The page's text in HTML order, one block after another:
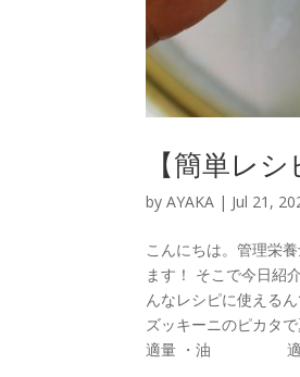
【簡単レ
byAYAKA | Jul 21,
こんにちは。管理栄
ます！ そこで今日紹
んなレシピに使える
ズッキーニのピ
適量 ・油 適量